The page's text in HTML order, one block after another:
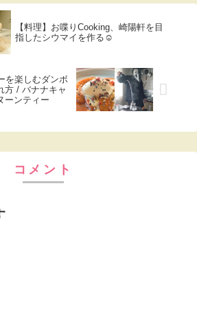
【料理】お喋りCooking、崎陽軒を目
指したシウマイを作る☺︎
を楽しむダンボ
方 / バナナキャ
ーンティー
コメント